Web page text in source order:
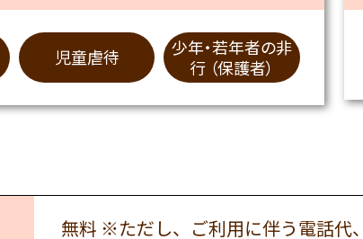
児童虐待
少年・若年者の非
行 （保護者）
無料 ※ただし、ご利用に伴う電話代